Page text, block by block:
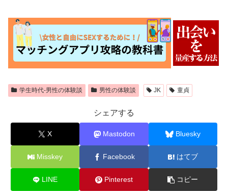
学生時代-男性の体験談 男性の体験談 JK 童貞
シェアする
X Mastodon Bluesky
Misskey Facebook はてブ
LINE Pinterest コピー